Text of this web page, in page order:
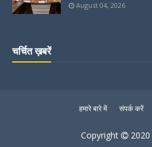
August 04, 2026
चर्चित ख़बरें
हमारे बारे में संपर्क करें
Copyright 2020